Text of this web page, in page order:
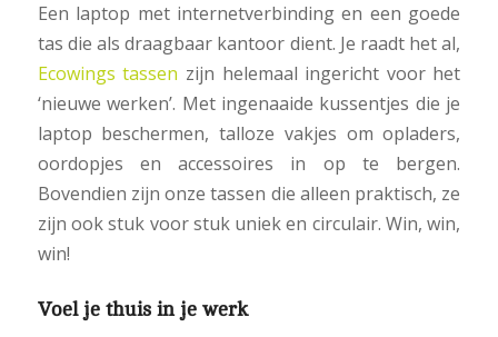
Een laptop met internetverbinding en een goede
tas die als draagbaar kantoor dient. Je raadt het al,
Ecowings tassen zijn helemaal ingericht voor het
‘nieuwe werken’. Met ingenaaide kussentjes die je
laptop beschermen, talloze vakjes om opladers,
oordopjes en accessoires in op te bergen.
Bovendien zijn onze tassen die alleen praktisch, ze
zijn ook stuk voor stuk uniek en circulair. Win, win,
win!
Voel je thuis in je werk